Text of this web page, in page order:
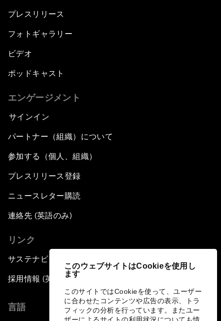
このウェブサイトはCookieを使用し
ます
このサイトではCookieを使って、ユーザー
に合わせたコンテンツや広告の表示、トラ
フィックの分析を行っています。またユー
プレスリリース
フォトギャラリー
ビデオ
ポッドキャスト
エンゲージメント
サインイン
パートナー（組織）について
参加する（個人、組織）
プレスリリース登録
ニュースレター購読
連絡先 (英語のみ)
リンク
サステナビリティへの取り組み
採用情報 (英語のみ)
言語